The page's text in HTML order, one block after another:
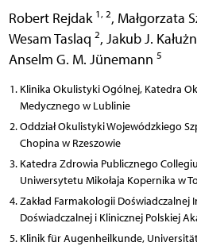
Robert Rejdak 1, 2, Małgorzata
Wesam Taslaq 2, Jakub J.
Anselm G. M. Jünemann 5
Klinika Okulistyki Ogólnej, Katedra
Medycznego w Lublinie
Oddział Okulistyki Wojewódzkiego
Chopina w Rzeszowie
Katedra Zdrowia Publicznego
Uniwersytetu Mikołaja Kopernika w
Zakład Farmakologii
Doświadczalnej i Klinicznej Polskiej
Klinik für Augenheilkunde,